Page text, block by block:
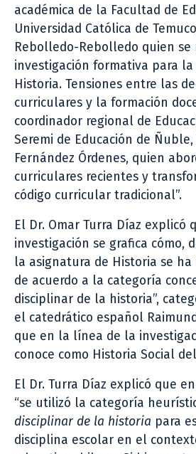
académica de la Facultad de
Universidad Católica de
Rebolledo-Rebolledo quien se
investigación formativa para
Historia. Tensiones entre las
curriculares y la formación
coordinador regional de
Seremi de Educación de
Fernández Órdenes, quien
curriculares recientes y
código curricular tradicional”.
El Dr. Omar Turra Díaz explicó
investigación se grafica cómo,
la asignatura de Historia se ha
de acuerdo a la categoría
disciplinar de la historia”,
el catedrático español
que en la línea de la
conoce como Historia Social
El Dr. Turra Díaz explicó que
“se utilizó la categoría
disciplinar de la historia para
disciplina escolar en el